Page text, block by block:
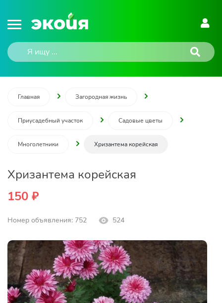
Главная Загородная жизнь
Приусадебный участок Садовые цветы
Многолетники Хризантема корейская
Хризантема корейская
150 ₽
Номер объявления: 752 524